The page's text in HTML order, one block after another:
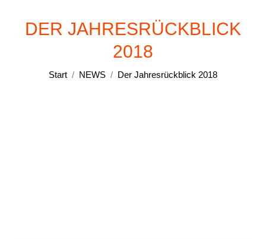
DER JAHRESRÜCKBLICK
2018
Sie befinden sich hier:
Start NEWS Der Jahresrückblick 2018